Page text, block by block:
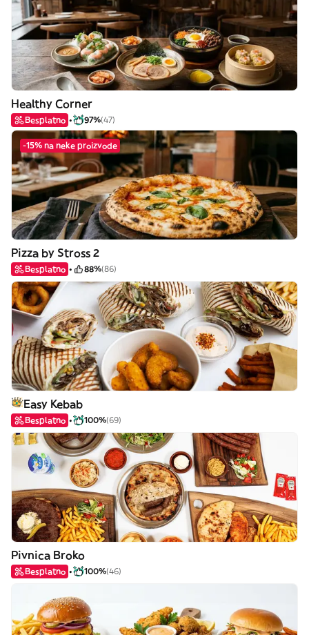
Healthy Corner
Besplatno 97%(47)
-15% na neke proizvode
Pizza by Stross 2
Besplatno 88%(86)
Easy Kebab
Besplatno 100%(69)
Pivnica Broko
Besplatno 100%(46)